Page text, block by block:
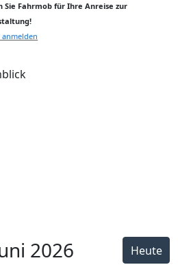
Sie Fahrmob für Ihre Anreise zur
2026 Heute